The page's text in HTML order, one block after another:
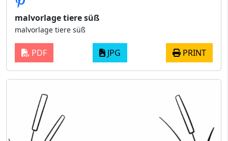
malvorlage tiere süß
malvorlage tiere süß
PDF JPG PRINT